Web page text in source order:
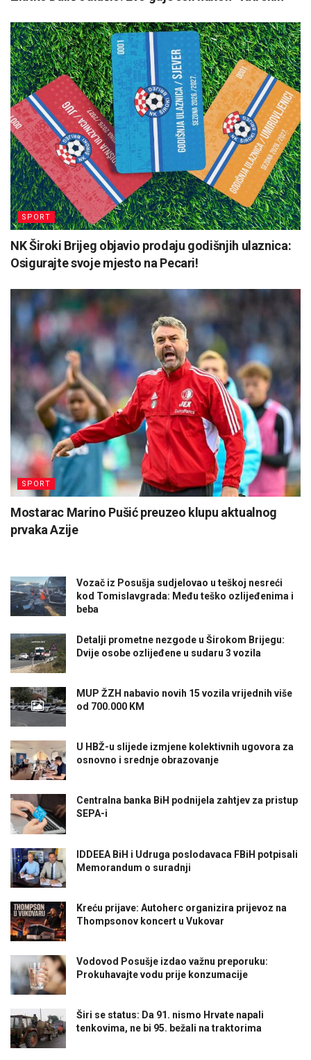
SPORT
NK Široki Brijeg objavio prodaju godišnjih ulaznica:
Osigurajte svoje mjesto na Pecari!
SPORT
Mostarac Marino Pušić preuzeo klupu aktualnog
prvaka Azije
Vozač iz Posušja sudjelovao u teškoj nesreći
kod Tomislavgrada: Među teško ozlijeđenima i
beba
Detalji prometne nezgode u Širokom Brijegu:
Dvije osobe ozlijeđene u sudaru 3 vozila
MUP ŽZH nabavio novih 15 vozila vrijednih više
od 700.000 KM
U HBŽ-u slijede izmjene kolektivnih ugovora za
osnovno i srednje obrazovanje
Centralna banka BiH podnijela zahtjev za pristup
SEPA-i
IDDEEA BiH i Udruga poslodavaca FBiH potpisali
Memorandum o suradnji
Kreću prijave: Autoherc organizira prijevoz na
Thompsonov koncert u Vukovar
Vodovod Posušje izdao važnu preporuku:
Prokuhavajte vodu prije konzumacije
Širi se status: Da 91. nismo Hrvate napali
tenkovima, ne bi 95. bežali na traktorima